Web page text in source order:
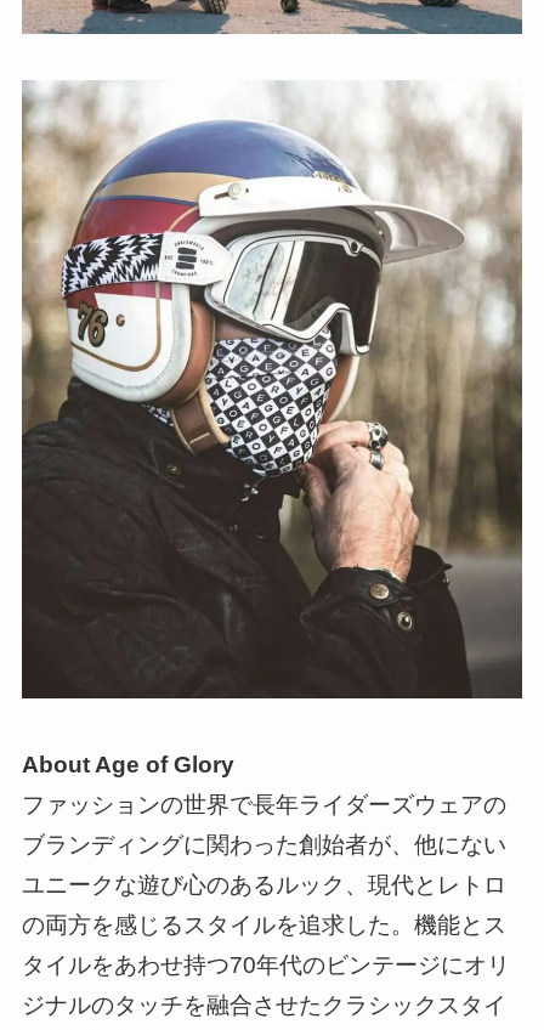
About Age of Glory
ファッションの世界で長年ライダーズウェアの
ブランディングに関わった創始者が、他にない
ユニークな遊び心のあるルック、現代とレトロ
の両方を感じるスタイルを追求した。機能とス
タイルをあわせ持つ70年代のビンテージにオリ
ジナルのタッチを融合させたクラシックスタイ